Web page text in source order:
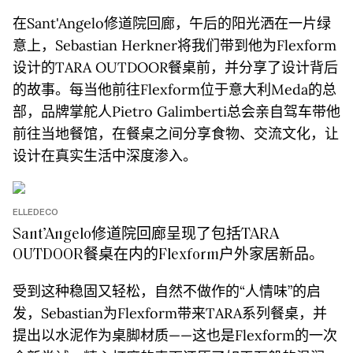
在Sant'Angelo修道院回廊，午后的阳光洒在一片绿
意上，Sebastian Herkner将我们带到他为Flexform
设计的TARA OUTDOOR餐桌前，并分享了设计背后
的故事。每当他前往Flexform位于意大利Meda的总
部，品牌掌舵人Pietro Galimberti总会亲自驾车带他
前往当地餐馆，在餐桌之间分享食物、交流文化，让
设计在真实生活中深度渗入。
ELLEDECO
Sant’Angelo修道院回廊呈现了包括TARA
OUTDOOR餐桌在内的Flexform户外家居新品。
受到这种稳固又轻松，自然不做作的“人情味”的启
发，Sebastian为Flexform带来TARA系列餐桌，并
提出以水泥作为桌脚材质——这也是Flexform的一次